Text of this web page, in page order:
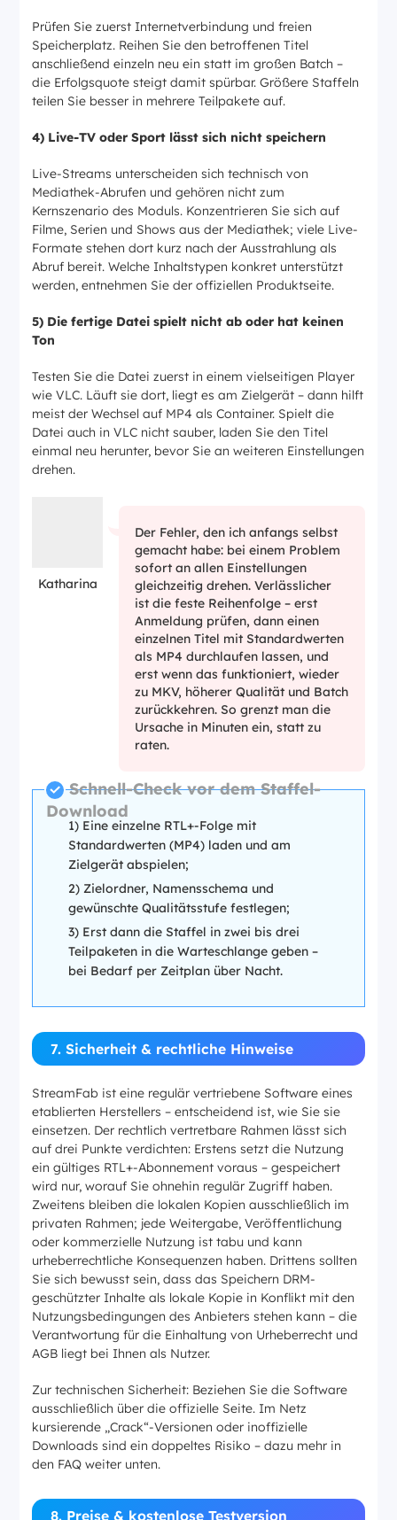
Prüfen Sie zuerst Internetverbindung und freien
Speicherplatz. Reihen Sie den betroffenen Titel
anschließend einzeln neu ein statt im großen Batch –
die Erfolgsquote steigt damit spürbar. Größere Staffeln
teilen Sie besser in mehrere Teilpakete auf.
4) Live-TV oder Sport lässt sich nicht speichern
Live-Streams unterscheiden sich technisch von
Mediathek-Abrufen und gehören nicht zum
Kernszenario des Moduls. Konzentrieren Sie sich auf
Filme, Serien und Shows aus der Mediathek; viele Live-
Formate stehen dort kurz nach der Ausstrahlung als
Abruf bereit. Welche Inhaltstypen konkret unterstützt
werden, entnehmen Sie der offiziellen Produktseite.
5) Die fertige Datei spielt nicht ab oder hat keinen
Ton
Testen Sie die Datei zuerst in einem vielseitigen Player
wie VLC. Läuft sie dort, liegt es am Zielgerät – dann hilft
meist der Wechsel auf MP4 als Container. Spielt die
Datei auch in VLC nicht sauber, laden Sie den Titel
einmal neu herunter, bevor Sie an weiteren Einstellungen
drehen.
Katharina
Der Fehler, den ich anfangs selbst
gemacht habe: bei einem Problem
sofort an allen Einstellungen
gleichzeitig drehen. Verlässlicher
ist die feste Reihenfolge – erst
Anmeldung prüfen, dann einen
einzelnen Titel mit Standardwerten
als MP4 durchlaufen lassen, und
erst wenn das funktioniert, wieder
zu MKV, höherer Qualität und Batch
zurückkehren. So grenzt man die
Ursache in Minuten ein, statt zu
raten.
Schnell-Check vor dem Staffel-
Download
1) Eine einzelne RTL+-Folge mit
Standardwerten (MP4) laden und am
Zielgerät abspielen;
2) Zielordner, Namensschema und
gewünschte Qualitätsstufe festlegen;
3) Erst dann die Staffel in zwei bis drei
Teilpaketen in die Warteschlange geben –
bei Bedarf per Zeitplan über Nacht.
7. Sicherheit & rechtliche Hinweise
StreamFab ist eine regulär vertriebene Software eines
etablierten Herstellers – entscheidend ist, wie Sie sie
einsetzen. Der rechtlich vertretbare Rahmen lässt sich
auf drei Punkte verdichten: Erstens setzt die Nutzung
ein gültiges RTL+-Abonnement voraus – gespeichert
wird nur, worauf Sie ohnehin regulär Zugriff haben.
Zweitens bleiben die lokalen Kopien ausschließlich im
privaten Rahmen; jede Weitergabe, Veröffentlichung
oder kommerzielle Nutzung ist tabu und kann
urheberrechtliche Konsequenzen haben. Drittens sollten
Sie sich bewusst sein, dass das Speichern DRM-
geschützter Inhalte als lokale Kopie in Konflikt mit den
Nutzungsbedingungen des Anbieters stehen kann – die
Verantwortung für die Einhaltung von Urheberrecht und
AGB liegt bei Ihnen als Nutzer.
Zur technischen Sicherheit: Beziehen Sie die Software
ausschließlich über die offizielle Seite. Im Netz
kursierende „Crack“-Versionen oder inoffizielle
Downloads sind ein doppeltes Risiko – dazu mehr in
den FAQ weiter unten.
8. Preise & kostenlose Testversion